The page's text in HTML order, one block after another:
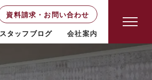
資料請求・お問い合わせ
スタッフブログ 会社案内